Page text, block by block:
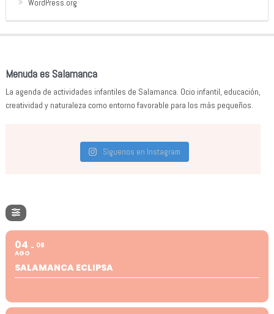
WordPress.org
Menuda es Salamanca
La agenda de actividades infantiles de Salamanca. Ocio infantil, educación,
creatividad y naturaleza como entorno favorable para los más pequeños.
Síguenos en Instagram
04
AGO
08
SALAMANCA ECLIPSA